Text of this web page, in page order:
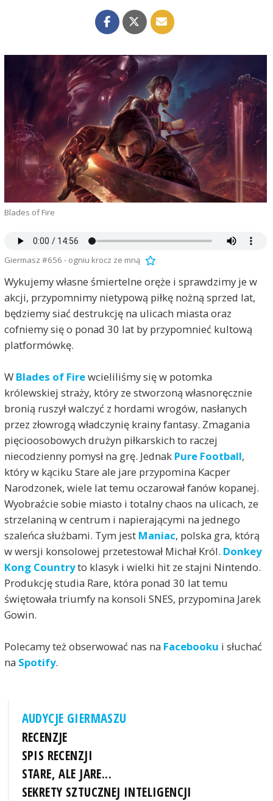
Blades of Fire
Giermasz #656 - ogniu krocz ze mną
Wykujemy własne śmiertelne oręże i sprawdzimy je w
akcji, przypomnimy nietypową piłkę nożną sprzed lat,
będziemy siać destrukcję na ulicach miasta oraz
cofniemy się o ponad 30 lat by przypomnieć kultową
platformówkę.
W Blades of Firewcieliliśmy się w potomka
królewskiej straży, który ze stworzoną własnoręcznie
bronią ruszył walczyć z hordami wrogów, nasłanych
przez złowrogą władczynię krainy fantasy. Zmagania
pięcioosobowych drużyn piłkarskich to raczej
niecodzienny pomysł na grę. Jednak Pure Football,
który w kąciku Stare ale jare przypomina Kacper
Narodzonek, wiele lat temu oczarował fanów kopanej.
Wyobraźcie sobie miasto i totalny chaos na ulicach, ze
strzelaniną w centrum i napierającymi na jednego
szaleńca służbami. Tym jest Maniac, polska gra, którą
w wersji konsolowej przetestował Michał Król. Donkey
Kong Countryto klasyk i wielki hit ze stajni Nintendo.
Produkcję studia Rare, która ponad 30 lat temu
świętowała triumfy na konsoli SNES, przypomina Jarek
Gowin.
Polecamy też obserwować nas na Facebooku i słuchać
na Spotify.
AUDYCJE GIERMASZU
RECENZJE
SPIS RECENZJI
STARE, ALE JARE...
SEKRETY SZTUCZNEJ INTELIGENCJI